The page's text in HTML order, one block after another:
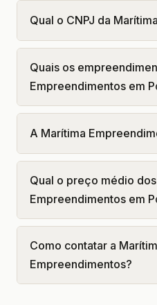
Qual o CNPJ da
Quais os
Empreendimentos em
A Marítima
Qual o preço médio
Empreendimentos em
Como contatar a
Empreendimentos?